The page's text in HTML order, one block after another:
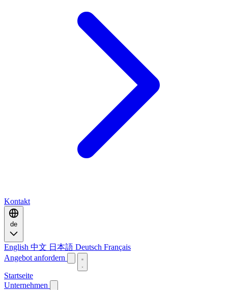
Kontakt
de
English 中文 日本語 Deutsch Français
Angebot anfordern
Startseite
Unternehmen